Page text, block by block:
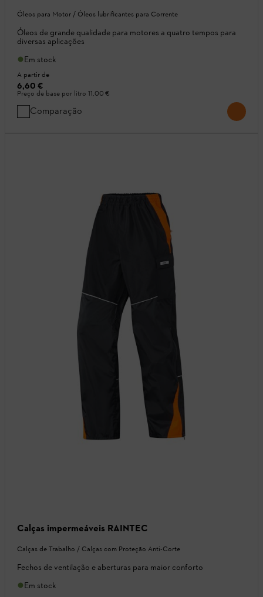
Óleos para Motor / Óleos lubrificantes para Corrente
Óleos de grande qualidade para motores a quatro tempos para
diversas aplicações
Em stock
A partir de
6,60 €
Preço de base por litro 11,00 €
Comparação
Calças impermeáveis RAINTEC
Calças de Trabalho / Calças com Proteção Anti-Corte
Fechos de ventilação e aberturas para maior conforto
Em stock